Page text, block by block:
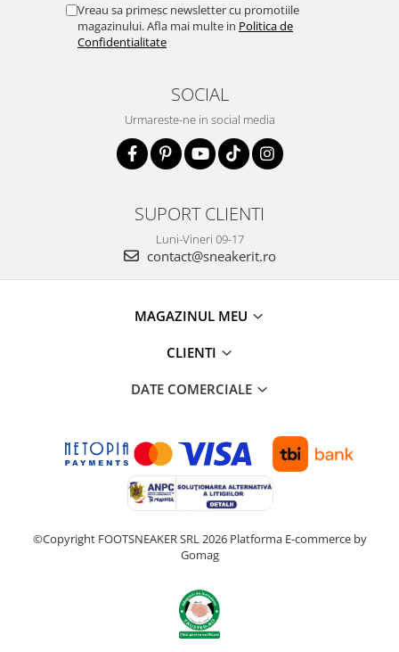
Vreau sa primesc newsletter cu promotiile
magazinului. Afla mai multe in Politica de
Confidentialitate
SOCIAL
Urmareste-ne in social media
SUPORT CLIENTI
Luni-Vineri 09-17
contact@sneakerit.ro
MAGAZINUL MEU
CLIENTI
DATE COMERCIALE
©Copyright FOOTSNEAKER SRL 2026 Platforma E-commerce by
Gomag